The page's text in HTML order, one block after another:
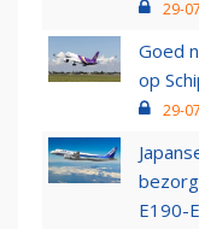
29-
Goed
op
29-
E190-